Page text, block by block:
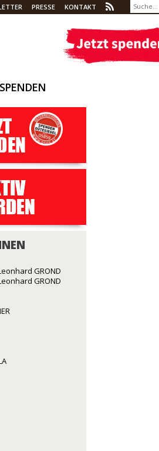
PRESSE KONTAKT
SPENDEN
GROND
GROND